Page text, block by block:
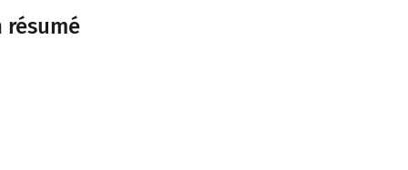
résumé